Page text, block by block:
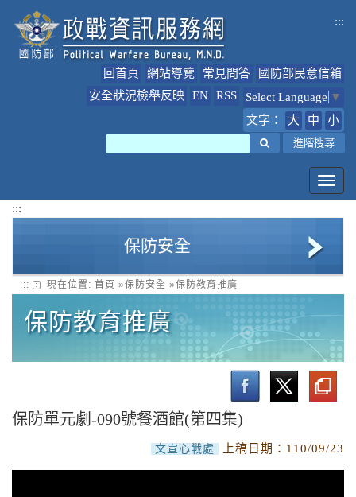
:::
回首頁 網站導覽 常見問答
國防部民意信箱
安全狀況檢舉反映
EN RSS Select Language ▼
文字：
大 中 小
進階搜尋
:::
保防安全
安全狀況檢舉反映專區
保防教育推廣
保防教育專文
::: 現在位置: 首頁 »保防安全 »保防教育推廣
保防教育推廣
保防單元劇-090號餐酒館(第四集)
文宣心戰處 上稿日期： 110/09/23